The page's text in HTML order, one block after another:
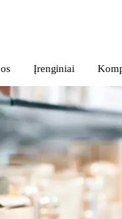
Įrenginiai